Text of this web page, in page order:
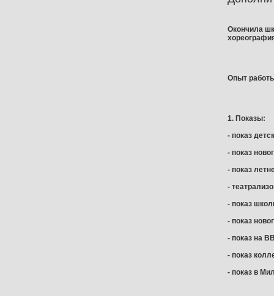
Окончила
Опыт
1. Показы:
- показ
- показ
- показ
-
- показ
- показ
- показ на
- показ
- показ в